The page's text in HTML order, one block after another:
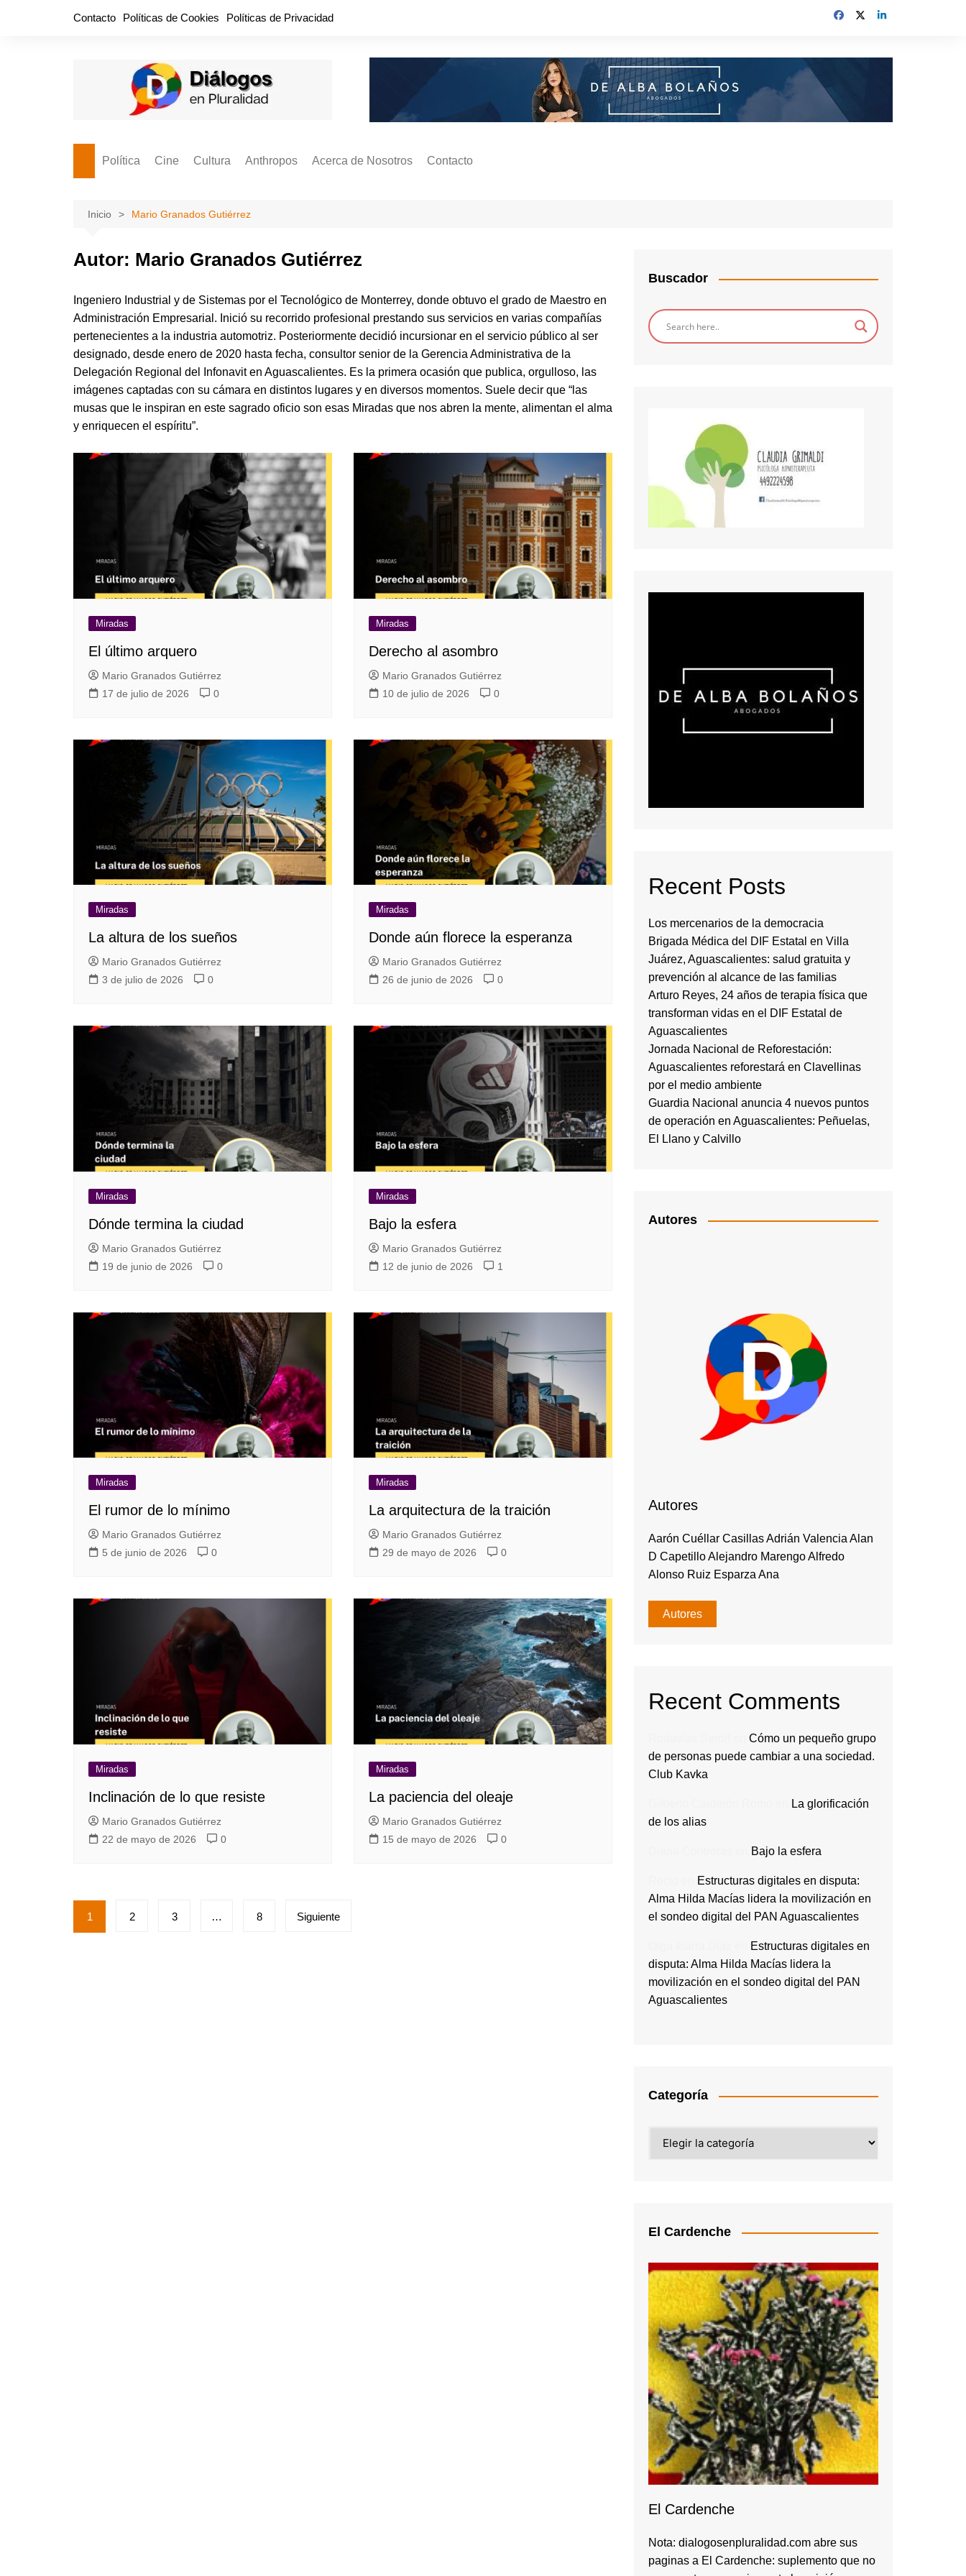
Contacto Políticas de Cookies Políticas de Privacidad
Política
Cabos Sueltos
Disruptor
Guerra de Encuestas
Línea Dura
Sin rodeos
Valor Público
Cine
FILMOGRAFÍAS
Cultura
Crónica
Libros
Poesía
Anthropos
¡Descrecimiento o colapso!
Hemeródromo
Ideas Políticas
Líderes inspiradores
Pedagogía Jurídica
REFLEXIONES
Ya regresé
Acerca de Nosotros Contacto
Inicio Mario Granados Gutiérrez
Autor: Mario Granados Gutiérrez
Ingeniero Industrial y de Sistemas por el Tecnológico de Monterrey, donde obtuvo el grado de Maestro en
Administración Empresarial. Inició su recorrido profesional prestando sus servicios en varias compañías
pertenecientes a la industria automotriz. Posteriormente decidió incursionar en el servicio público al ser
designado, desde enero de 2020 hasta fecha, consultor senior de la Gerencia Administrativa de la
Delegación Regional del Infonavit en Aguascalientes. Es la primera ocasión que publica, orgulloso, las
imágenes captadas con su cámara en distintos lugares y en diversos momentos. Suele decir que “las
musas que le inspiran en este sagrado oficio son esas Miradas que nos abren la mente, alimentan el alma
y enriquecen el espíritu”.
Miradas
El último arquero
Mario Granados Gutiérrez
17 de julio de 2026
0
Miradas
Derecho al asombro
Mario Granados Gutiérrez
10 de julio de 2026
0
Miradas
La altura de los sueños
Mario Granados Gutiérrez
3 de julio de 2026
0
Miradas
Donde aún florece la esperanza
Mario Granados Gutiérrez
26 de junio de 2026
0
Miradas
Dónde termina la ciudad
Mario Granados Gutiérrez
19 de junio de 2026
0
Miradas
Bajo la esfera
Mario Granados Gutiérrez
12 de junio de 2026
1
Miradas
El rumor de lo mínimo
Mario Granados Gutiérrez
5 de junio de 2026
0
Miradas
La arquitectura de la traición
Mario Granados Gutiérrez
29 de mayo de 2026
0
Miradas
Inclinación de lo que resiste
Mario Granados Gutiérrez
22 de mayo de 2026
0
Miradas
La paciencia del oleaje
Mario Granados Gutiérrez
15 de mayo de 2026
0
Paginación
de
1 2 3 … 8 Siguiente
Buscador
Recent Posts
Los mercenarios de la democracia
Brigada Médica del DIF Estatal en Villa
Juárez, Aguascalientes: salud gratuita y
prevención al alcance de las familias
Arturo Reyes, 24 años de terapia física que
transforman vidas en el DIF Estatal de
Aguascalientes
Jornada Nacional de Reforestación:
Aguascalientes reforestará en Clavellinas
por el medio ambiente
Guardia Nacional anuncia 4 nuevos puntos
de operación en Aguascalientes: Peñuelas,
El Llano y Calvillo
Autores
Autores
Aarón Cuéllar Casillas Adrián Valencia Alan
D Capetillo Alejandro Marengo Alfredo
Alonso Ruiz Esparza Ana
Autores
Recent Comments
Cómo un pequeño grupo
de personas puede cambiar a una sociedad.
Club Kavka
La glorificación
de los alias
Bajo la esfera
Estructuras digitales en disputa:
Alma Hilda Macías lidera la movilización en
el sondeo digital del PAN Aguascalientes
Estructuras digitales en
disputa: Alma Hilda Macías lidera la
movilización en el sondeo digital del PAN
Aguascalientes
Categoría
El Cardenche
El Cardenche
Nota: dialogosenpluralidad.com abre sus
paginas a El Cardenche: suplemento que no